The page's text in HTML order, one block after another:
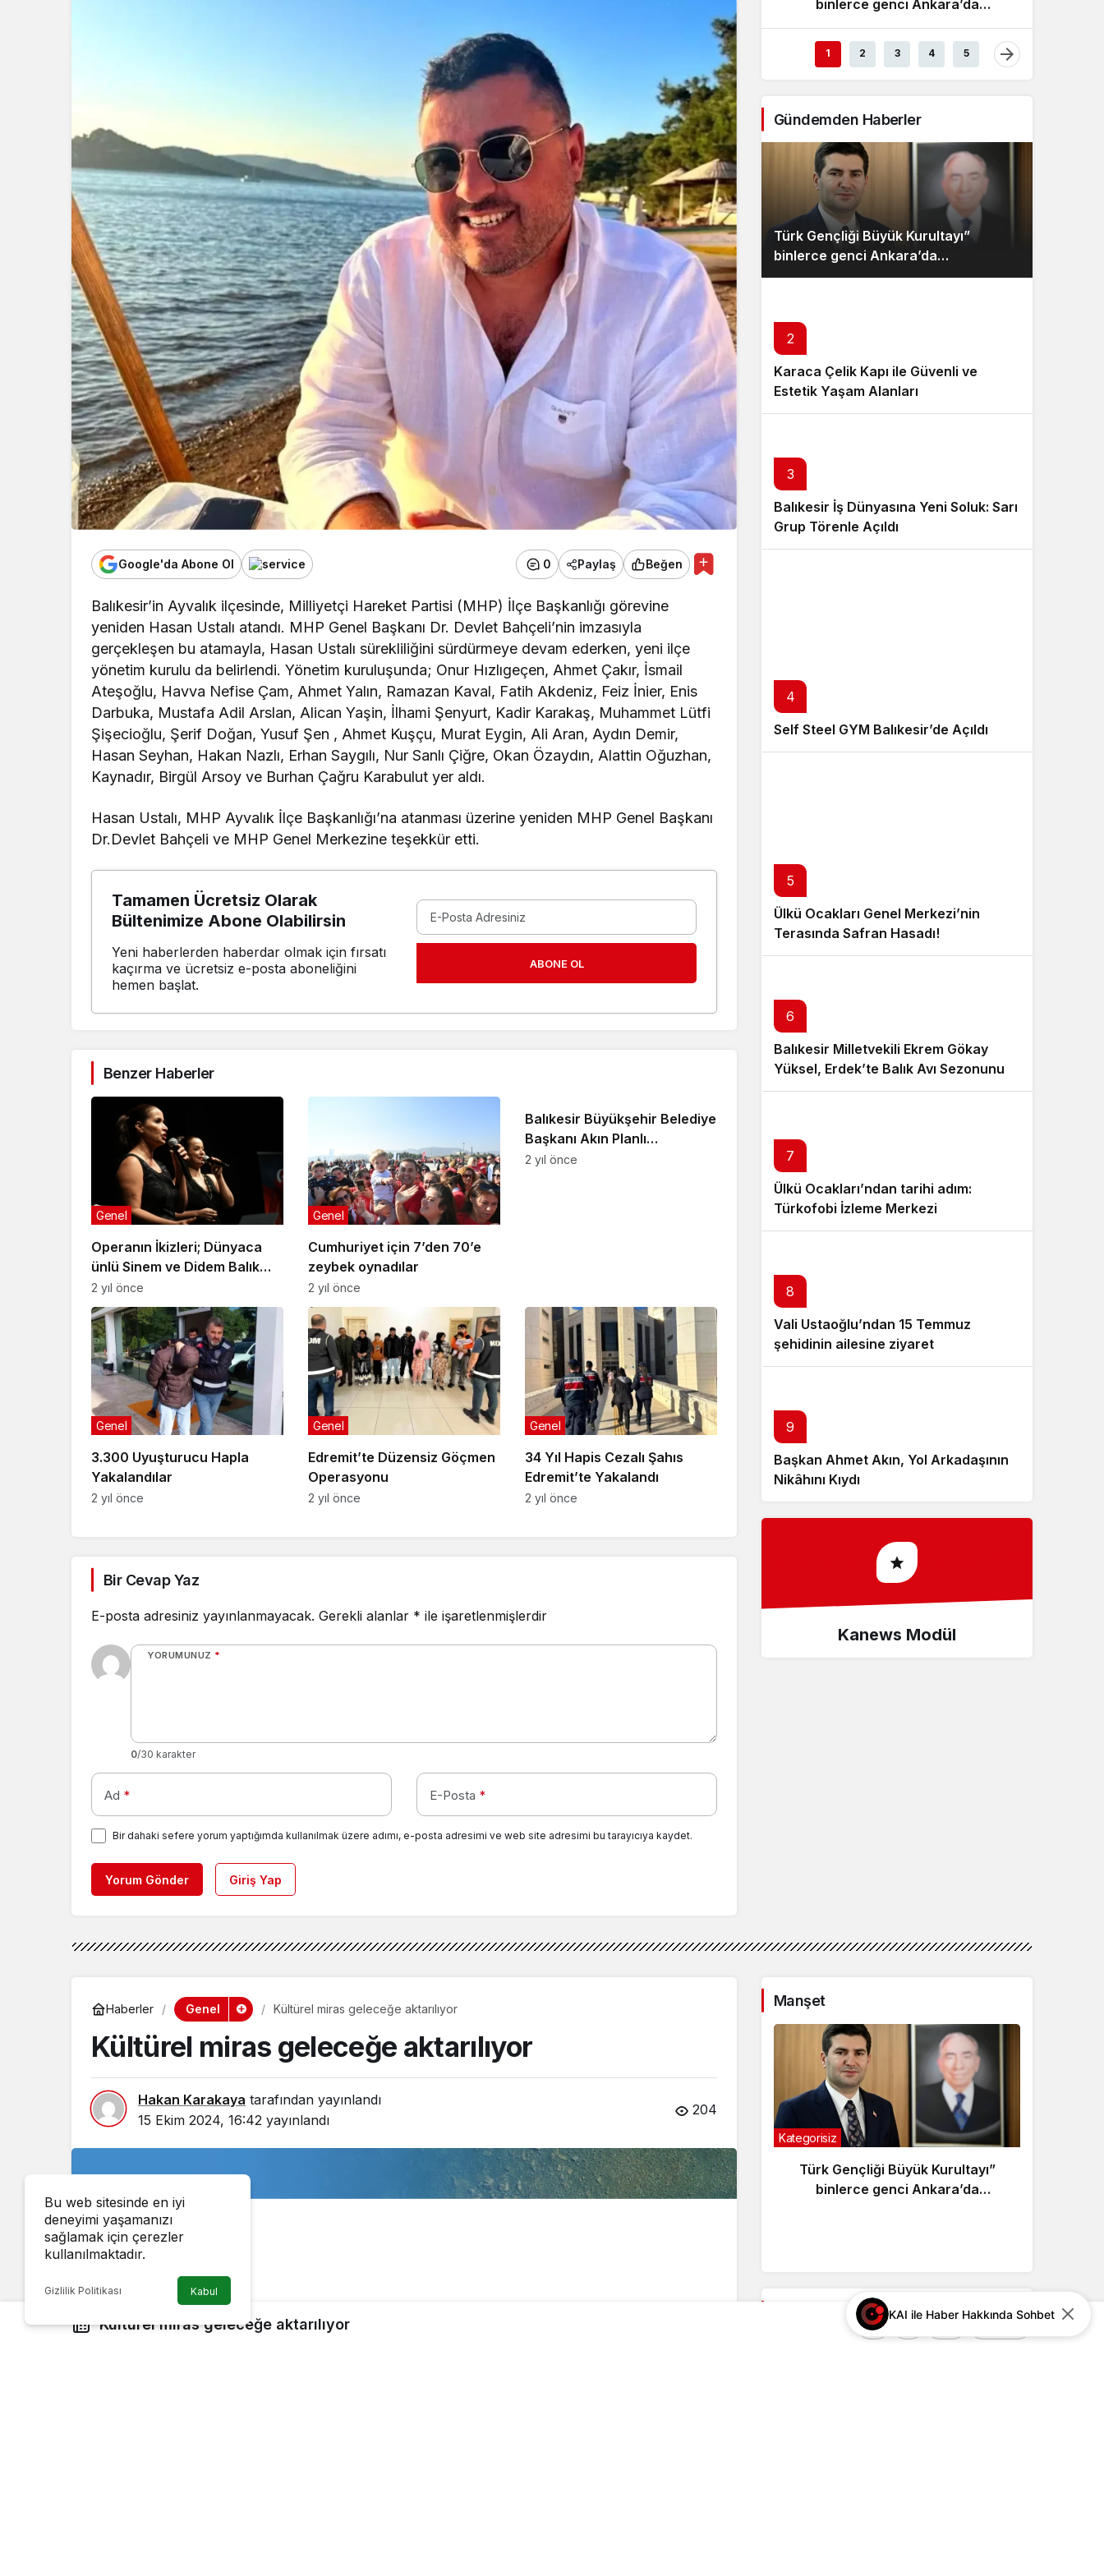
Sistem modunu seçin.
Google'da Abone Ol 0 Paylaş Beğen
Balıkesir’in Ayvalık ilçesinde, Milliyetçi Hareket Partisi (MHP) İlçe Başkanlığı görevine
yeniden Hasan Ustalı atandı. MHP Genel Başkanı Dr. Devlet Bahçeli’nin imzasıyla
gerçekleşen bu atamayla, Hasan Ustalı sürekliliğini sürdürmeye devam ederken, yeni ilçe
yönetim kurulu da belirlendi. Yönetim kuruluşunda; Onur Hızlıgeçen, Ahmet Çakır, İsmail
Ateşoğlu, Havva Nefise Çam, Ahmet Yalın, Ramazan Kaval, Fatih Akdeniz, Feiz İnier, Enis
Darbuka, Mustafa Adil Arslan, Alican Yaşin, İlhami Şenyurt, Kadir Karakaş, Muhammet Lütfi
Şişecioğlu, Şerif Doğan, Yusuf Şen , Ahmet Kuşçu, Murat Eygin, Ali Aran, Aydın Demir,
Hasan Seyhan, Hakan Nazlı, Erhan Saygılı, Nur Sanlı Çiğre, Okan Özaydın, Alattin Oğuzhan,
Kaynadır, Birgül Arsoy ve Burhan Çağru Karabulut yer aldı.
Hasan Ustalı, MHP Ayvalık İlçe Başkanlığı’na atanması üzerine yeniden MHP Genel Başkanı
Dr.Devlet Bahçeli ve MHP Genel Merkezine teşekkür etti.
Tamamen Ücretsiz Olarak
Bültenimize Abone Olabilirsin
Yeni haberlerden haberdar olmak için fırsatı
kaçırma ve ücretsiz e-posta aboneliğini
hemen başlat.
ABONE OL
Benzer Haberler
Operanın İkizleri; Dünyaca
ünlü Sinem ve Didem Balık
Cumhuriyet için söyledi
Genel
2 yıl önce
Cumhuriyet için 7’den 70’e
zeybek oynadılar
Genel
2 yıl önce
Balıkesir Büyükşehir Belediye
Başkanı Akın Planlı
çalışmayla 200 milyon
2 yıl önce
3.300 Uyuşturucu Hapla
Yakalandılar
Genel
2 yıl önce
Edremit’te Düzensiz Göçmen
Operasyonu
Genel
2 yıl önce
34 Yıl Hapis Cezalı Şahıs
Edremit’te Yakalandı
Genel
2 yıl önce
Bir Cevap Yaz
E-posta adresiniz yayınlanmayacak. Gerekli alanlar * ile işaretlenmişlerdir
YORUMUNUZ *
0/30 karakter
Ad * E-Posta *
Bir dahaki sefere yorum yaptığımda kullanılmak üzere adımı, e-posta adresimi ve web site adresimi bu tarayıcıya kaydet.
Yorum Gönder Giriş Yap
binlerce genci Ankara’da
1 2 3 4 5
Gündemden Haberler
Türk Gençliği Büyük Kurultayı”
binlerce genci Ankara’da
buluşturacak
2
Karaca Çelik Kapı ile Güvenli ve
Estetik Yaşam Alanları
3
Balıkesir İş Dünyasına Yeni Soluk: Sarı
Grup Törenle Açıldı
4
Self Steel GYM Balıkesir’de Açıldı
5
Ülkü Ocakları Genel Merkezi’nin
Terasında Safran Hasadı!
6
Balıkesir Milletvekili Ekrem Gökay
Yüksel, Erdek’te Balık Avı Sezonunu
“Vira Bismillah” ile Açtı
7
Ülkü Ocakları’ndan tarihi adım:
Türkofobi İzleme Merkezi
8
Vali Ustaoğlu’ndan 15 Temmuz
şehidinin ailesine ziyaret
9
Başkan Ahmet Akın, Yol Arkadaşının
Nikâhını Kıydı
10
Przędza Akryl – Producent 100%
Recyklingu
Kanews Modül
Haberler Genel Kültürel miras geleceğe aktarılıyor
Kültürel miras geleceğe aktarılıyor
Hakan Karakaya tarafından yayınlandı
15 Ekim 2024, 16:42 yayınlandı
204
Kültürel miras geleceğe aktarılıyor + Paylaş
Manşet
Kategorisiz
Türk Gençliği Büyük Kurultayı”
binlerce genci Ankara’da
Gündemden Haberler
Bu web sitesinde en iyi
deneyimi yaşamanızı
sağlamak için çerezler
kullanılmaktadır.
Gizlilik Politikası Kabul
KAI ile Haber Hakkında Sohbet